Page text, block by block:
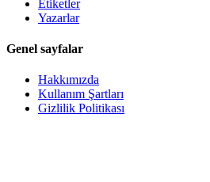
Etiketler
Yazarlar
Genel sayfalar
Hakkımızda
Kullanım Şartları
Gizlilik Politikası